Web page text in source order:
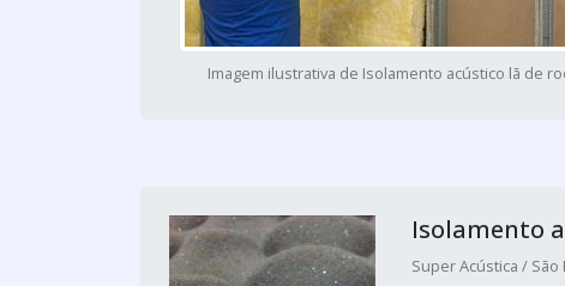
Imagem ilustrativa de Isolamento acústico lã de
Isolamento
Super Acústica / São